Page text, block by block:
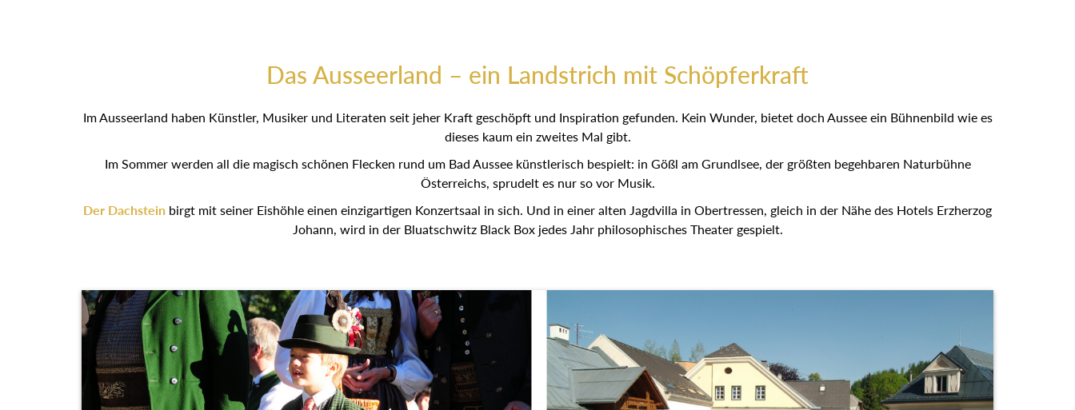
Das Ausseerland – ein Landstrich mit Schöpferkraft
Im Ausseerland haben Künstler, Musiker und Literaten seit jeher Kraft geschöpft und Inspiration gefunden. Kein Wunder, bietet doch Aussee ein Bühnenbild wie es
dieses kaum ein zweites Mal gibt.
Im Sommer werden all die magisch schönen Flecken rund um Bad Aussee künstlerisch bespielt: in Gößl am Grundlsee, der größten begehbaren Naturbühne
Österreichs, sprudelt es nur so vor Musik.
Der Dachstein birgt mit seiner Eishöhle einen einzigartigen Konzertsaal in sich. Und in einer alten Jagdvilla in Obertressen, gleich in der Nähe des Hotels Erzherzog
Johann, wird in der Bluatschwitz Black Box jedes Jahr philosophisches Theater gespielt.